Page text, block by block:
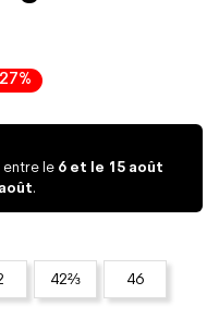
entre le 6 et le 15 août
.
42⅔ 46